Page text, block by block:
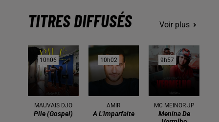
TITRES DIFFUSÉS Voir plus
10h06
10h06
MAUVAIS DJO
Pile (gospel)
10h02
10h02
AMIR
A L'imparfaite
9h57
9h57
MC MEINOR JP
Menina De